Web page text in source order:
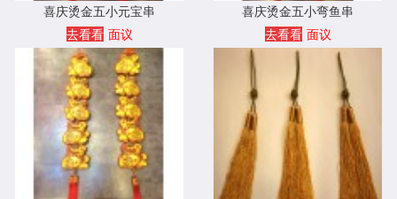
喜庆烫金五小元宝串
去看看 面议
喜庆烫金五小弯鱼串
去看看 面议